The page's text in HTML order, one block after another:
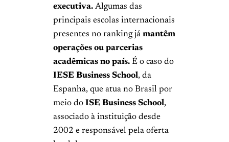
executiva. Algumas das
principais escolas internacionais
presentes no ranking já mantêm
operações ou parcerias
acadêmicas no país. É o caso do
IESE Business School, da
Espanha, que atua no Brasil por
meio do ISE Business School,
associado à instituição desde
2002 e responsável pela oferta